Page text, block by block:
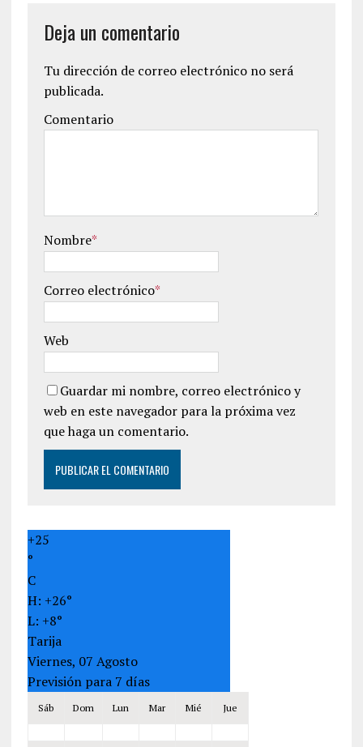
Deja un comentario
Tu dirección de correo electrónico no será
publicada.
Comentario
Nombre*
Correo electrónico*
Web
Guardar mi nombre, correo electrónico y
web en este navegador para la próxima vez
que haga un comentario.
+25
°
C
H: +26°
L: +8°
Tarija
Viernes, 07 Agosto
Previsión para 7 días
Sáb Dom Lun Mar Mié Jue